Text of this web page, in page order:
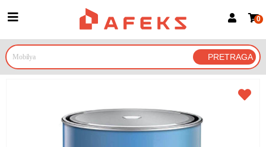
Prijava za članove
Prijavite se Google nalogom
0